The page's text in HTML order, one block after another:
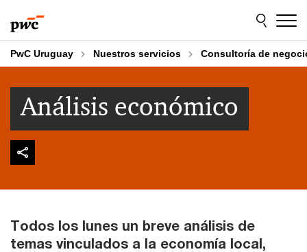
to
content
to
footer
PwC Uruguay Nuestros servicios Consultoría de
Análisis económico
Todos los lunes un breve análisis de
temas vinculados a la economía local,